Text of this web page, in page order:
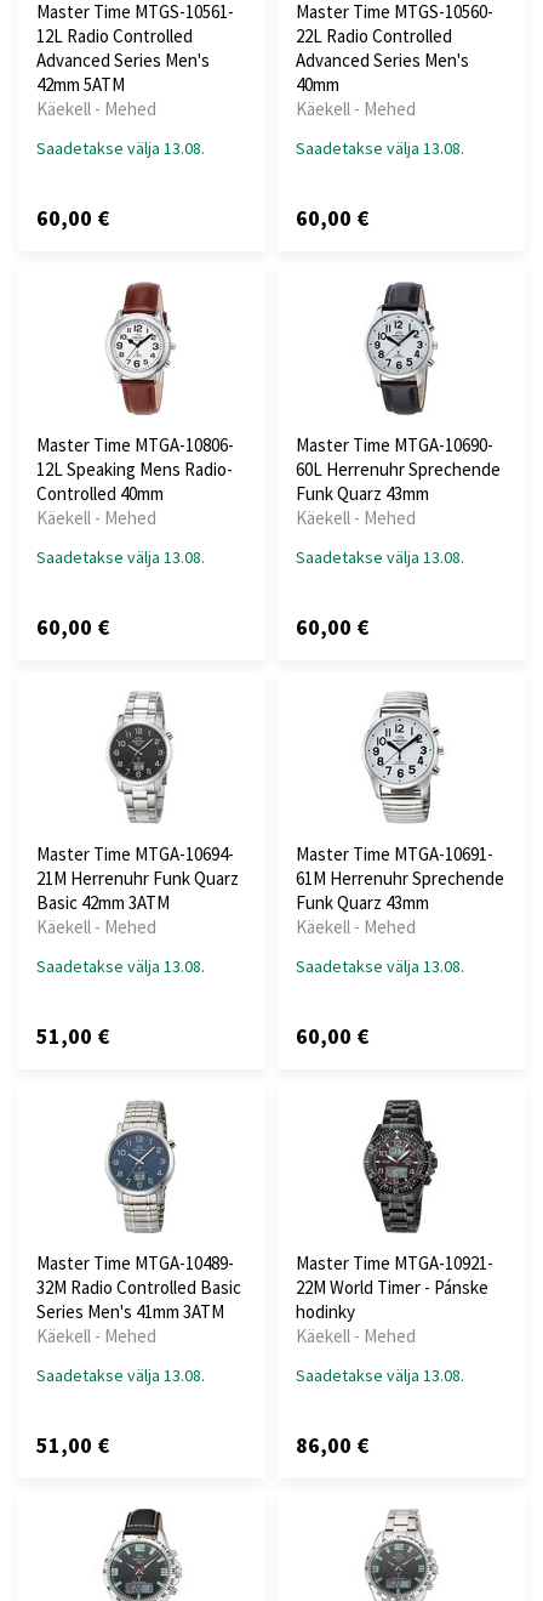
Master Time MTGS-10561-
12L Radio Controlled
Advanced Series Men's
42mm 5ATM
Käekell - Mehed
Saadetakse välja 13.08.
60,00 €
Master Time MTGS-10560-
22L Radio Controlled
Advanced Series Men's
40mm
Käekell - Mehed
Saadetakse välja 13.08.
60,00 €
Master Time MTGA-10806-
12L Speaking Mens Radio-
Controlled 40mm
Käekell - Mehed
Saadetakse välja 13.08.
60,00 €
Master Time MTGA-10690-
60L Herrenuhr Sprechende
Funk Quarz 43mm
Käekell - Mehed
Saadetakse välja 13.08.
60,00 €
Master Time MTGA-10694-
21M Herrenuhr Funk Quarz
Basic 42mm 3ATM
Käekell - Mehed
Saadetakse välja 13.08.
51,00 €
Master Time MTGA-10691-
61M Herrenuhr Sprechende
Funk Quarz 43mm
Käekell - Mehed
Saadetakse välja 13.08.
60,00 €
Master Time MTGA-10489-
32M Radio Controlled Basic
Series Men's 41mm 3ATM
Käekell - Mehed
Saadetakse välja 13.08.
51,00 €
Master Time MTGA-10921-
22M World Timer - Pánske
hodinky
Käekell - Mehed
Saadetakse välja 13.08.
86,00 €